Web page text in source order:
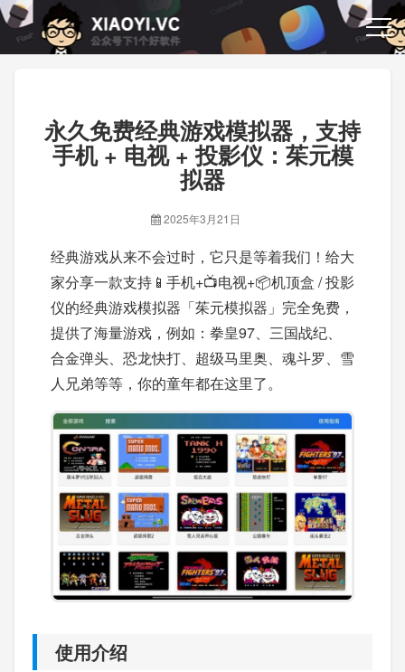
永久免费经典游戏模拟器，支持
手机 + 电视 + 投影仪：茱元模
拟器
2025年3月21日
经典游戏从来不会过时，它只是等着我们！给大
家分享一款支持📱手机+📺电视+📦机顶盒 / 投影
仪的经典游戏模拟器「茱元模拟器」完全免费，
提供了海量游戏，例如：拳皇97、三国战纪、
合金弹头、恐龙快打、超级马里奥、魂斗罗、雪
人兄弟等等，你的童年都在这里了。
使用介绍